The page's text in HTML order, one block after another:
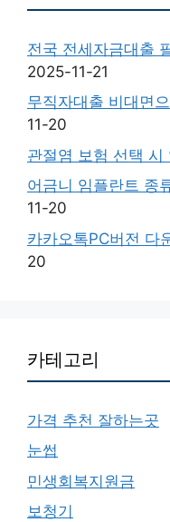
전국 전세자금대출
2025-11-21
무직자대출 비대면
11-20
관절염 보험 선택 시
어금니 임플란트 종
11-20
카카오톡PC버전 다
20
카테고리
가격 추천 잘하는곳
눈썹
민생회복지원금
보청기